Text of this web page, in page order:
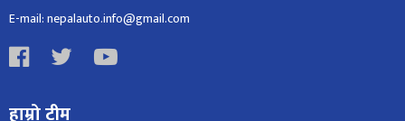
E-mail: nepalauto.info@gmail.com
हाम्रो टीम